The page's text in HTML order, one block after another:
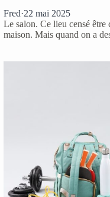
Fred·22 mai 2025
Le salon. Ce lieu censé
maison. Mais quand on a